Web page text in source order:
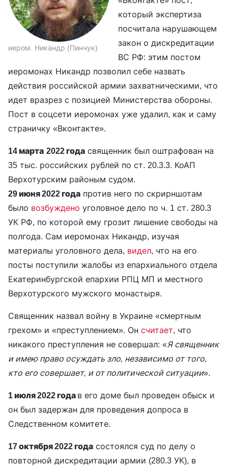
иером. Никандр (Пинчук)
который экспертиза
посчитала нарушающем
закон о дискредитации
ВС РФ: этим постом
иеромонах Никандр позволил себе назвать
действия российской армии захватническими, что
идет вразрез с позицией Министерства обороны.
Пост в соцсети иеромонах уже удалил, как и саму
страничку «Вконтакте».
14 марта 2022 года священник был оштрафован на
35 тыс. российских рублей по ст. 20.3.3. КоАП
Верхотурским районым судом.
29 июня 2022 года против него по скрирншотам
было возбуждено уголовное дело по ч. 1 ст. 280.3
УК РФ, по которой ему грозит лишение свободы на
полгода. Сам иеромонах Никандр, изучая
материалы уголовного дела, видел, что на его
посты поступили жалобы из епархиального отдела
Екатеринбургской епархии РПЦ МП и местного
Верхотурского мужского монастыря.
Священник назвал войну в Украине «смертным
грехом» и «преступлением». Он считает, что
никакого преступления не совершал: «Я священник
и имею право осуждать зло, независимо от того,
кто его совершает, и от политической ситуации».
1 июля 2022 года в его доме был проведен обыск и
он был задержан для проведения допроса в
Следственном комитете.
17 октября 2022 года состоялся суд по делу о
повторной дискредитации армии (280.3 УК), в